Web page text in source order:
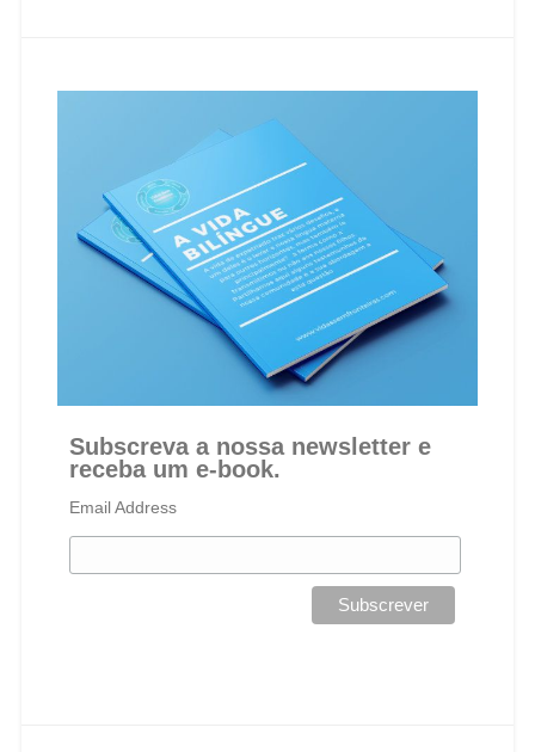
Subscreva a nossa newsletter e
receba um e-book.
Email Address